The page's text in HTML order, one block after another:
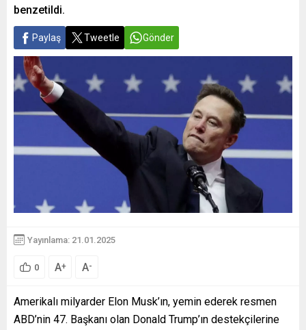
benzetildi.
Paylaş Tweetle Gönder
Yayınlama: 21.01.2025
0 A+ A-
Amerikalı milyarder Elon Musk’ın, yemin ederek resmen
ABD’nin 47. Başkanı olan Donald Trump’ın destekçilerine